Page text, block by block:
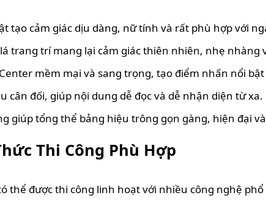
tạo cảm giác dịu dàng, nữ tính và rất phù hợp với
trang trí mang lại cảm giác thiên nhiên, nhẹ nhàng
mềm mại và sang trọng, tạo điểm nhấn nổi
cân đối, giúp nội dung dễ đọc và dễ nhận diện từ xa.
giúp tổng thể bảng hiệu trông gọn gàng, hiện đại
Thi Công Phù Hợp
thể được thi công linh hoạt với nhiều công nghệ